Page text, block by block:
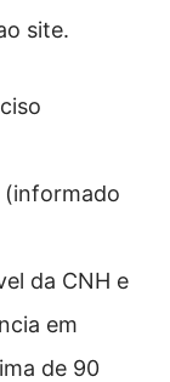
site.
(informado
da CNH e
em
de 90